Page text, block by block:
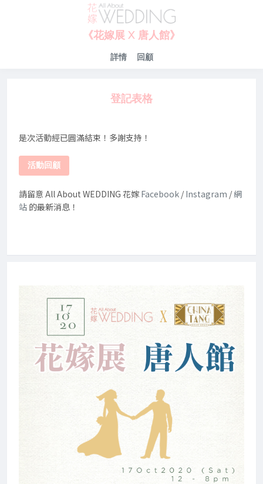
《花嫁展 X 唐人館》
詳情 回顧
登記表格
是次活動經已圓滿結束！多謝支持！
活動回顧
請留意 All About WEDDING 花嫁 Facebook / Instagram / 網
站 的最新消息！